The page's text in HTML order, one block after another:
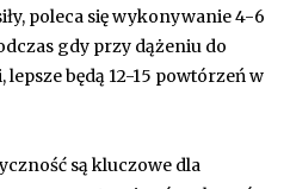
poleca się wykonywanie 4-6
gdy przy dążeniu do
będą 12-15 powtórzeń w
są kluczowe dla